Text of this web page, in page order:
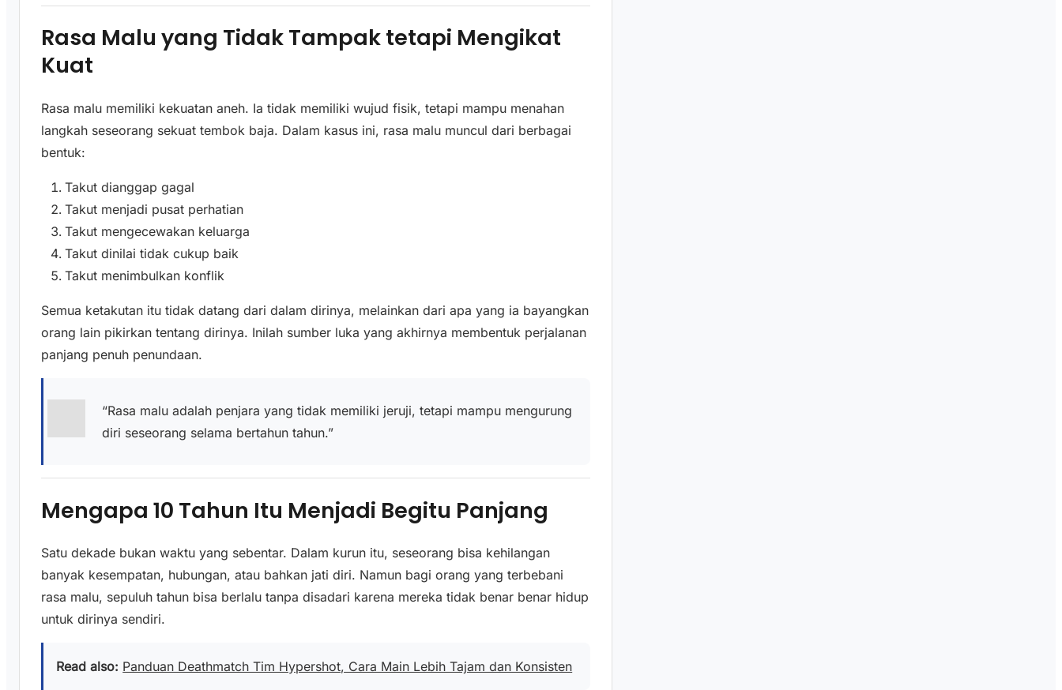
Rasa Malu yang Tidak Tampak tetapi Mengikat
Kuat
Rasa malu memiliki kekuatan aneh. Ia tidak memiliki wujud fisik, tetapi mampu menahan
langkah seseorang sekuat tembok baja. Dalam kasus ini, rasa malu muncul dari berbagai
bentuk:
Takut dianggap gagal
Takut menjadi pusat perhatian
Takut mengecewakan keluarga
Takut dinilai tidak cukup baik
Takut menimbulkan konflik
Semua ketakutan itu tidak datang dari dalam dirinya, melainkan dari apa yang ia bayangkan
orang lain pikirkan tentang dirinya. Inilah sumber luka yang akhirnya membentuk perjalanan
panjang penuh penundaan.
“Rasa malu adalah penjara yang tidak memiliki jeruji, tetapi mampu mengurung
diri seseorang selama bertahun tahun.”
Mengapa 10 Tahun Itu Menjadi Begitu Panjang
Satu dekade bukan waktu yang sebentar. Dalam kurun itu, seseorang bisa kehilangan
banyak kesempatan, hubungan, atau bahkan jati diri. Namun bagi orang yang terbebani
rasa malu, sepuluh tahun bisa berlalu tanpa disadari karena mereka tidak benar benar hidup
untuk dirinya sendiri.
Read also: Panduan Deathmatch Tim Hypershot, Cara Main Lebih Tajam dan Konsisten